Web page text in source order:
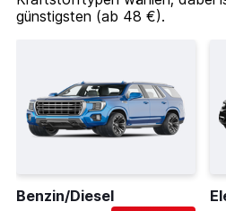
günstigsten (ab 48 €).
Benzin/Diesel